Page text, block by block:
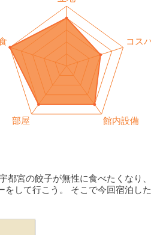
宮の餃子が無性に食べたくなり、
して行こう。 そこで今回宿泊した